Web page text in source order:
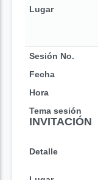
Lugar
Sesión No.
Fecha
Hora
Tema sesión
INVITACIÓN
Detalle